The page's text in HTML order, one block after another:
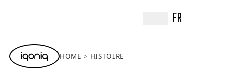
FR
HOME HISTOIRE